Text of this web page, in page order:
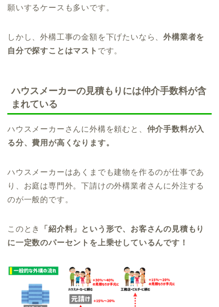
願いするケースも多いです。
しかし、外構工事の金額を下げたいなら、外構業者を
自分で探すことはマスト です。
ハウスメーカーの見積もりには仲介手数料が含
まれている
ハウスメーカーさんに外構を頼むと、 仲介手数料が入
る分、費用が高くなります。
ハウスメーカーはあくまでも建物を作るのが仕事であ
り、お庭は専門外。下請けの外構業者さんに外注する
のが一般的です。
このとき
「紹介料」という形で、お客さんの見積もり
に一定数のパーセントを上乗せしているんです！